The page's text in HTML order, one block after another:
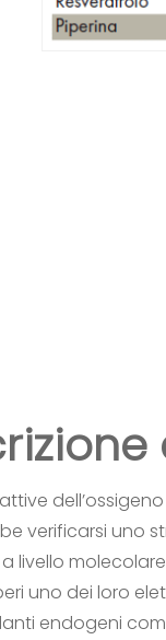
verificarsi uno
livello
uno dei loro
endogeni